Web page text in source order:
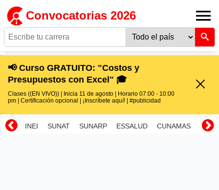
Convocatorias 2026
📢 Curso GRATUITO: "Costos y
Presupuestos con Excel" 🎓
Clases ((EN VIVO)) | Inicia 11 de agosto | Horario 07:00 - 10:00
pm | Certificación opcional | ¡Inscríbete aquí! | #publicidad
INEI SUNAT SUNARP ESSALUD CUNAMAS